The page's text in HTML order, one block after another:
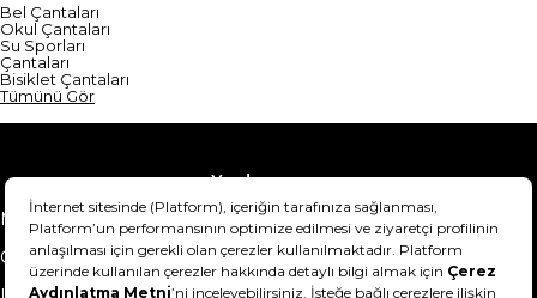
Bel Çantaları
Okul Çantaları
Su Sporları
Çantaları
Bisiklet Çantaları
Tümünü Gör
Yardım
Mesafeli Satış Sözleşmesi
Teslimat Bilgisi
Gizlilik Sözleşmesi
Şartlar & Koşullar